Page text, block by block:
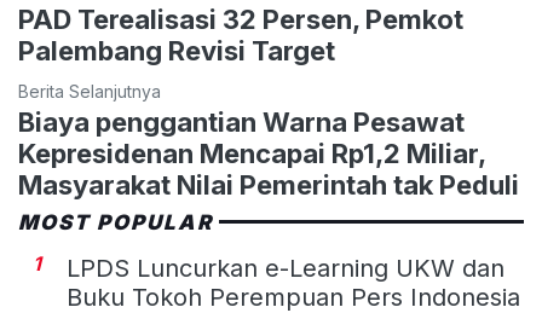
PAD Terealisasi 32 Persen, Pemkot
Palembang Revisi Target
Berita Selanjutnya
Biaya penggantian Warna Pesawat
Kepresidenan Mencapai Rp1,2 Miliar,
Masyarakat Nilai Pemerintah tak Peduli
MOST POPULAR
1
LPDS Luncurkan e-Learning UKW dan
Buku Tokoh Perempuan Pers Indonesia